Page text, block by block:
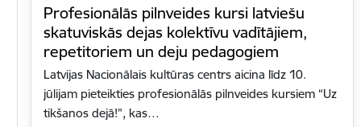
Profesionālās pilnveides kursi latviešu
skatuviskās dejas kolektīvu vadītājiem,
repetitoriem un deju pedagogiem
Latvijas Nacionālais kultūras centrs aicina līdz 10.
jūlijam pieteikties profesionālās pilnveides kursiem “Uz
tikšanos dejā!”, kas…